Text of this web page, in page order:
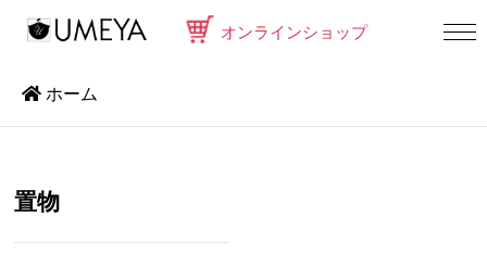
オンラインショップ
ホーム
置物